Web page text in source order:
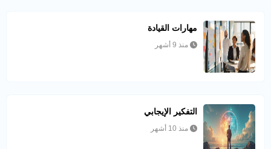
مهارات القيادة
منذ 9 أشهر
التفكير الإيجابي
منذ 10 أشهر